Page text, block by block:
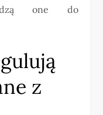
one do
z